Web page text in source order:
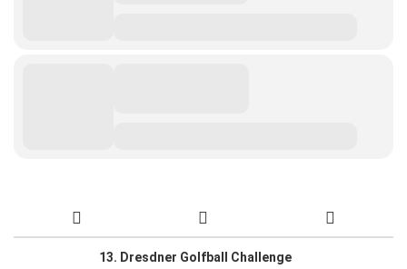
13. Dresdner Golfball Challenge